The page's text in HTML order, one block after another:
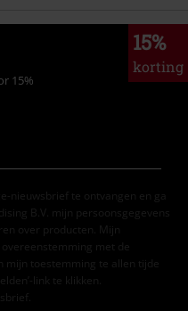
15%
korting
15%
nieuwsbrief te ontvangen en ga
B.V. mijn persoonsgegevens
over producten. Mijn
met de
mijn toestemming te allen tijde
link te klikken.